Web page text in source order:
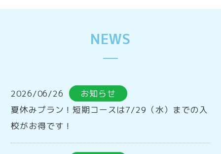
NEWS
2026/06/26
お知らせ
夏休みプラン！短期コースは7/29（水）までの入
校がお得です！